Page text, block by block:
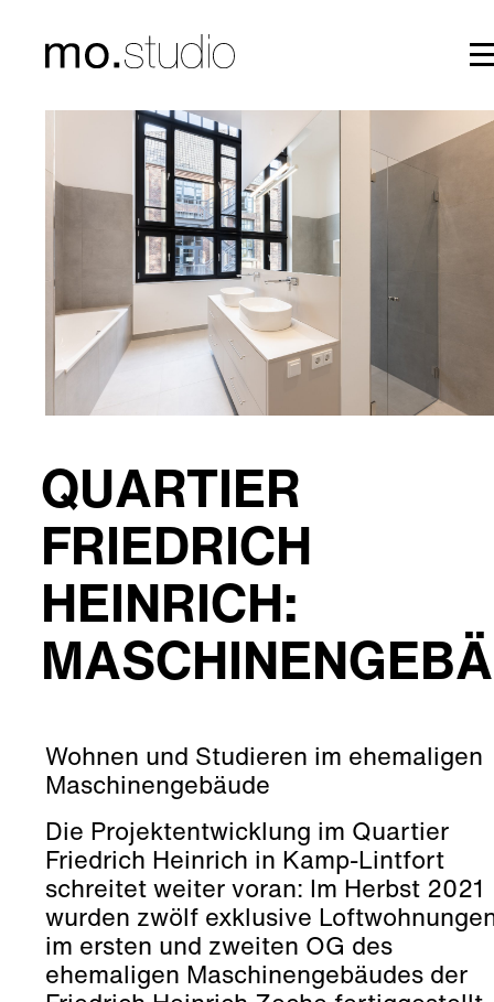
QUARTIER
FRIEDRICH
HEINRICH:
Wohnen und Studieren im ehemaligen
Maschinengebäude
Die Projektentwicklung im Quartier
Friedrich Heinrich in Kamp-Lintfort
schreitet weiter voran: Im Herbst 2021
wurden zwölf exklusive
im ersten und zweiten OG des
ehemaligen Maschinengebäudes der